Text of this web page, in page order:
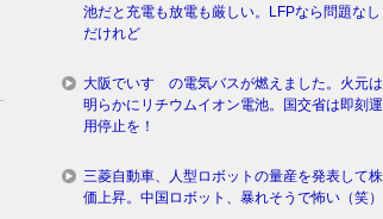
池だと充電も放電も厳しい。LFPなら問題なし
だけれど
大阪でいすゞの電気バスが燃えました。火元は
明らかにリチウムイオン電池。国交省は即刻運
用停止を！
三菱自動車、人型ロボットの量産を発表して株
価上昇。中国ロボット、暴れそうで怖い（笑）